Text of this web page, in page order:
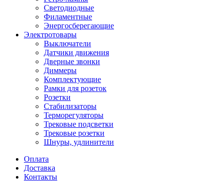
Светодиодные
Филаментные
Энергосберегающие
Электротовары
Выключатели
Датчики движения
Дверные звонки
Диммеры
Комплектующие
Рамки для розеток
Розетки
Стабилизаторы
Терморегуляторы
Трековые подсветки
Трековые розетки
Шнуры, удлинители
Оплата
Доставка
Контакты